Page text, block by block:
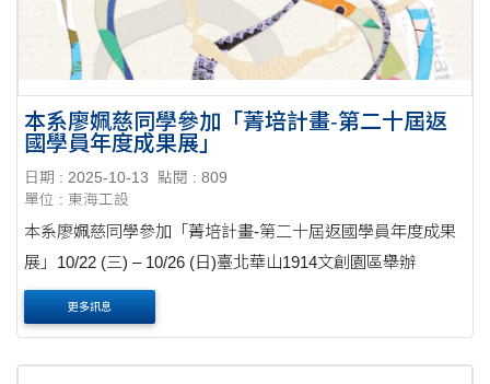
本系廖姵慈同學參加「菁培計畫-第二十屆返
國學員年度成果展」
日期 : 2025-10-13
點閱 : 809
單位 : 東海工設
本系廖姵慈同學參加「菁培計畫-第二十屆返國學員年度成果
展」10/22 (三) – 10/26 (日)臺北華山1914文創園區舉辦
更多訊息